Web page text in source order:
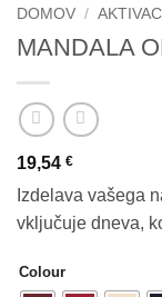
DOMOV /
MANDALA
19,54 €
Izdelava vašega
vključuje dneva,
Colour